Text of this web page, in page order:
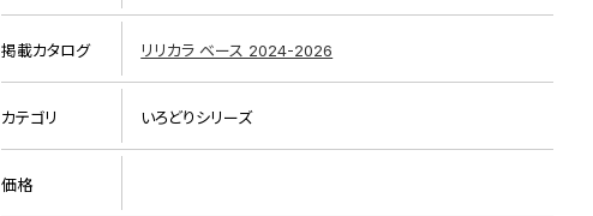
掲載カタログ リリカラ ベース 2024-2026
カテゴリ いろどりシリーズ
価格